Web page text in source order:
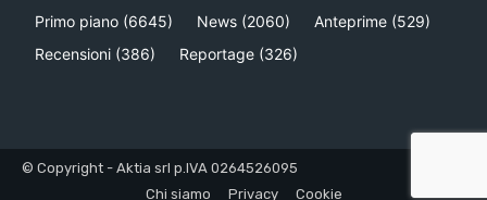
Primo piano (6645) News (2060) Anteprime (529)
Recensioni (386) Reportage (326)
© Copyright - Aktia srl p.IVA 0264526095
Chi siamo
Privacy Cookie